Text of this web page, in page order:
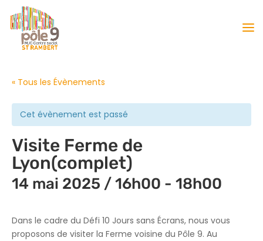
« Tous les Évènements
Cet évènement est passé
Visite Ferme de
Lyon(complet)
14 mai 2025 / 16h00 - 18h00
Dans le cadre du Défi 10 Jours sans Écrans, nous vous
proposons de visiter la Ferme voisine du Pôle 9. Au